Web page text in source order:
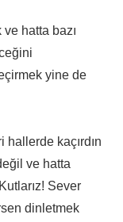
hatta bazı
yine de
hallerde kaçırdın
ve hatta
Sever
dinletmek